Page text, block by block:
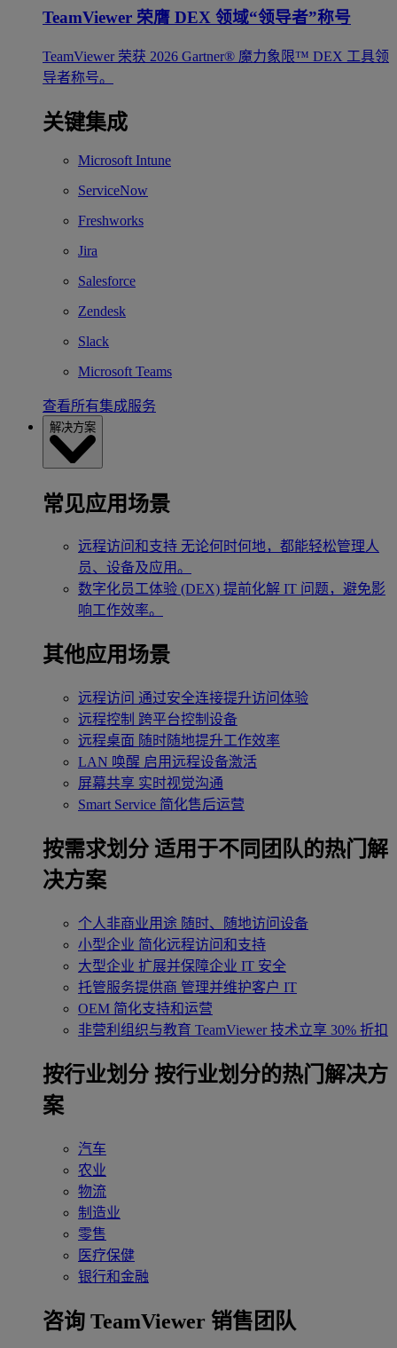
TeamViewer 荣膺 DEX 领域“领导者”称号
TeamViewer 荣获 2026 Gartner® 魔力象限™ DEX 工具领
导者称号。
关键集成
Microsoft Intune
ServiceNow
Freshworks
Jira
Salesforce
Zendesk
Slack
Microsoft Teams
查看所有集成服务
解决方案
常见应用场景
远程访问和支持 无论何时何地，都能轻松管理人
员、设备及应用。
数字化员工体验 (DEX) 提前化解 IT 问题，避免影
响工作效率。
其他应用场景
远程访问 通过安全连接提升访问体验
远程控制 跨平台控制设备
远程桌面 随时随地提升工作效率
LAN 唤醒 启用远程设备激活
屏幕共享 实时视觉沟通
Smart Service 简化售后运营
按需求划分 适用于不同团队的热门解
决方案
个人非商业用途 随时、随地访问设备
小型企业 简化远程访问和支持
大型企业 扩展并保障企业 IT 安全
托管服务提供商 管理并维护客户 IT
OEM 简化支持和运营
非营利组织与教育 TeamViewer 技术立享 30% 折扣
‌按行业划分 按行业划分的热门解决方
案
汽车
农业
物流
制造业
零售
医疗保健
银行和金融
咨询 TeamViewer 销售团队